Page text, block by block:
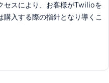
セスにより、お客様がTwilioを
入する際の指針となり導くこ